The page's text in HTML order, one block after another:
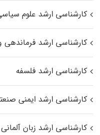
کارشناسی ارشد علوم
کارشناسی ارشد
کارشناسی ارشد فلسفه
کارشناسی ارشد ایمنی
کارشناسی ارشد زبان آلمانی